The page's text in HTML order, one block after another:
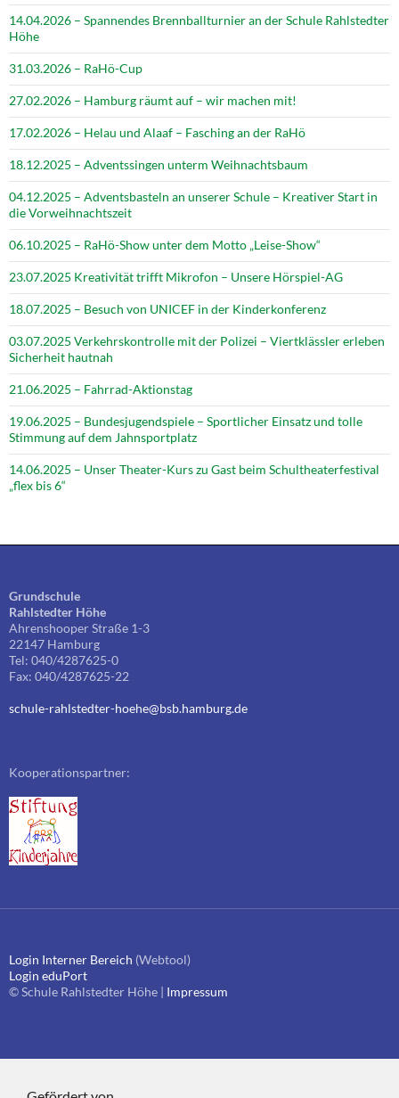
14.04.2026 – Spannendes Brennballturnier an der Schule Rahlstedter
Höhe
31.03.2026 – RaHö-Cup
27.02.2026 – Hamburg räumt auf – wir machen mit!
17.02.2026 – Helau und Alaaf – Fasching an der RaHö
18.12.2025 – Adventssingen unterm Weihnachtsbaum
04.12.2025 – Adventsbasteln an unserer Schule – Kreativer Start in
die Vorweihnachtszeit
06.10.2025 – RaHö-Show unter dem Motto „Leise-Show“
23.07.2025 Kreativität trifft Mikrofon – Unsere Hörspiel-AG
18.07.2025 – Besuch von UNICEF in der Kinderkonferenz
03.07.2025 Verkehrskontrolle mit der Polizei – Viertklässler erleben
Sicherheit hautnah
21.06.2025 – Fahrrad-Aktionstag
19.06.2025 – Bundesjugendspiele – Sportlicher Einsatz und tolle
Stimmung auf dem Jahnsportplatz
14.06.2025 – Unser Theater-Kurs zu Gast beim Schultheaterfestival
„flex bis 6“
Grundschule
Rahlstedter Höhe
Ahrenshooper Straße 1-3
22147 Hamburg
Tel: 040/4287625-0
Fax: 040/4287625-22
schule-rahlstedter-hoehe@bsb.hamburg.de
Kooperationspartner:
Login Interner Bereich (Webtool)
Login eduPort
© Schule Rahlstedter Höhe | Impressum